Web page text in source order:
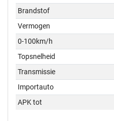
Brandstof
Vermogen
0-100km/h
Topsnelheid
Transmissie
Importauto
APK tot